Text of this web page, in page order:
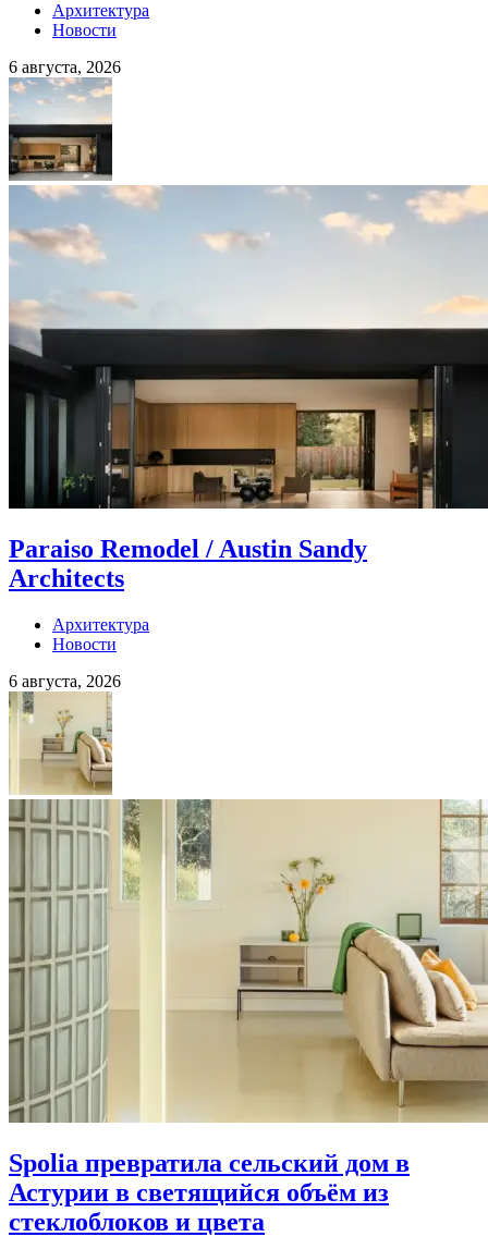
Архитектура
Новости
6 августа, 2026
Paraiso Remodel / Austin Sandy
Architects
Архитектура
Новости
6 августа, 2026
Spolia превратила сельский дом в
Астурии в светящийся объём из
стеклоблоков и цвета